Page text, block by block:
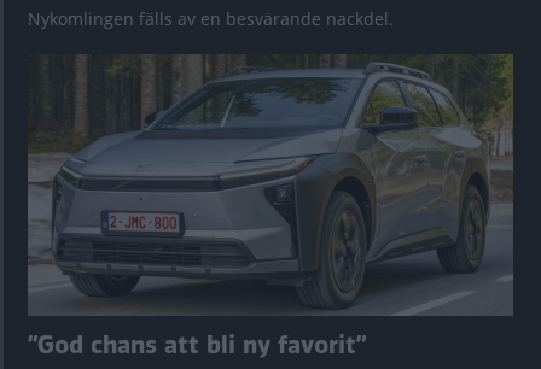
Nykomlingen fälls av en besvärande nackdel.
”God chans att bli ny favorit”